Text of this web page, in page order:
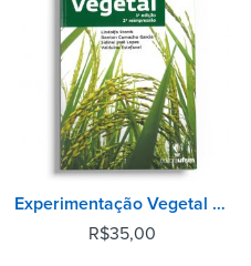
Experimentação Vegetal - 3ª Edição
R$35,00